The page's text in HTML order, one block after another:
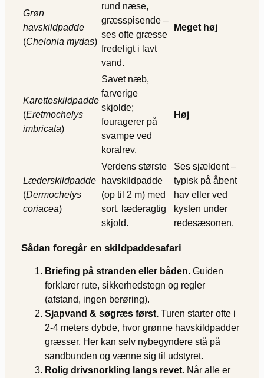
Grøn
havskildpadde
(Chelonia mydas)
rund næse,
græs­spisende –
ses ofte græsse
fredeligt i lavt
vand.
Meget høj
Karetteskildpadde
(Eretmochelys
imbricata)
Savet næb,
farverige
skjolde;
fouragerer på
svampe ved
koralrev.
Høj
Læderskildpadde
(Dermochelys
coriacea)
Verdens største
havskildpadde
(op til 2 m) med
sort, læderagtig
skjold.
Ses sjældent –
typisk på åbent
hav eller ved
kysten under
rede­sæsonen.
Sådan foregår en skildpaddesafari
Briefing på stranden eller båden. Guiden
forklarer rute, sikkerheds­tegn og regler
(afstand, ingen berøring).
Sjapvand & søgræs først. Turen starter ofte i
2-4 meters dybde, hvor grønne havskildpadder
græsser. Her kan selv nybegyndere stå på
sandbunden og vænne sig til udstyret.
Rolig drivsnorkling langs revet. Når alle er